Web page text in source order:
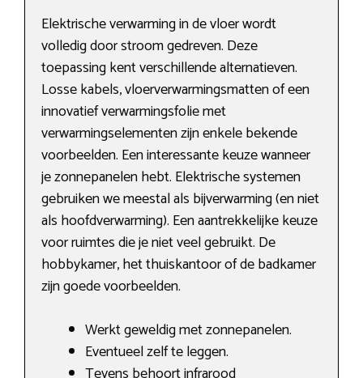
Elektrische verwarming in de vloer wordt
volledig door stroom gedreven. Deze
toepassing kent verschillende alternatieven.
Losse kabels, vloerverwarmingsmatten of een
innovatief verwarmingsfolie met
verwarmingselementen zijn enkele bekende
voorbeelden. Een interessante keuze wanneer
je zonnepanelen hebt. Elektrische systemen
gebruiken we meestal als bijverwarming (en niet
als hoofdverwarming). Een aantrekkelijke keuze
voor ruimtes die je niet veel gebruikt. De
hobbykamer, het thuiskantoor of de badkamer
zijn goede voorbeelden.
Werkt geweldig met zonnepanelen.
Eventueel zelf te leggen.